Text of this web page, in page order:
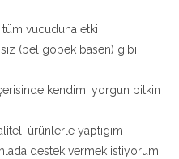
vucuduna etki
(bel göbek basen) gibi
kendimi yorgun bitkin
ürünlerle yaptıgım
destek vermek istiyorum